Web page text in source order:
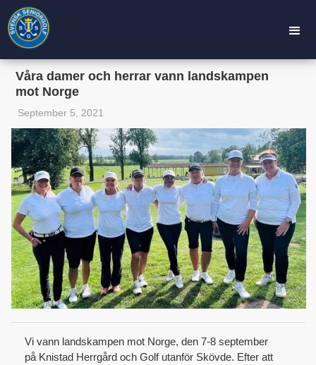
Våra damer och herrar vann landskampen
mot Norge
September 5, 2021
Vi vann landskampen mot Norge, den 7-8 september
på Knistad Herrgård och Golf utanför Skövde. Efter att